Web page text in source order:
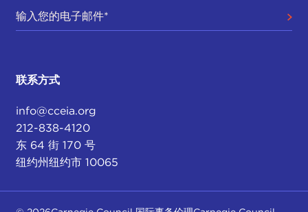
联系方式
info@cceia.org
212-838-4120
东 64 街 170 号
纽约州纽约市 10065